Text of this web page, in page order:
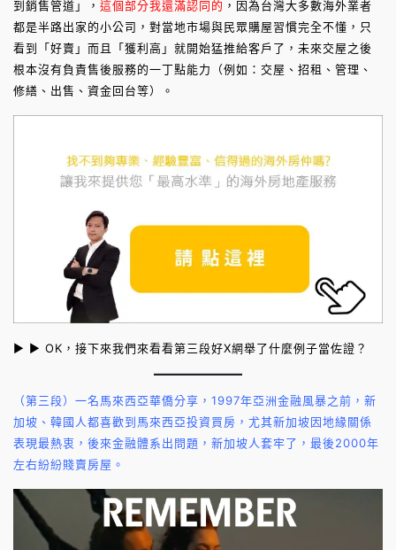
到銷售管道」， 這個部分我還滿認同的 ，因為台灣大多數海外業者
都是半路出家的小公司，對當地市場與民眾購屋習慣完全不懂，只
看到「好賣」而且「獲利高」就開始猛推給客戶了，未來交屋之後
根本沒有負責售後服務的一丁點能力（例如：交屋、招租、管理、
修繕、出售、資金回台等）。
► ► OK，接下來我們來看看第三段好X網舉了什麼例子當佐證？
（第三段）一名馬來西亞華僑分享，1997年亞洲金融風暴之前，新
加坡、韓國人都喜歡到馬來西亞投資買房，尤其新加坡因地緣關係
表現最熱衷，後來金融體系出問題，新加坡人套牢了，最後2000年
左右紛紛賤賣房屋。